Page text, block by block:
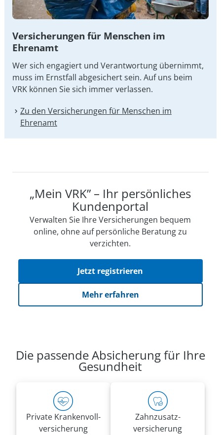
Versicherungen für Menschen im
Ehrenamt
Wer sich engagiert und Verantwortung übernimmt,
muss im Ernstfall abgesichert sein. Auf uns beim
VRK können Sie sich immer verlassen.
Zu den Versicherungen für Menschen im
Ehrenamt
„Mein VRK” – Ihr persönliches
Kundenportal
Verwalten Sie Ihre Versicherungen bequem
online, ohne auf persön­li­che Beratung zu
verzichten.
Jetzt registrieren
Mehr erfahren
Die passende Absicherung für Ihre
Gesundheit
Private Kranken­voll­
versicherung
Zahnzusatz­
versicherung